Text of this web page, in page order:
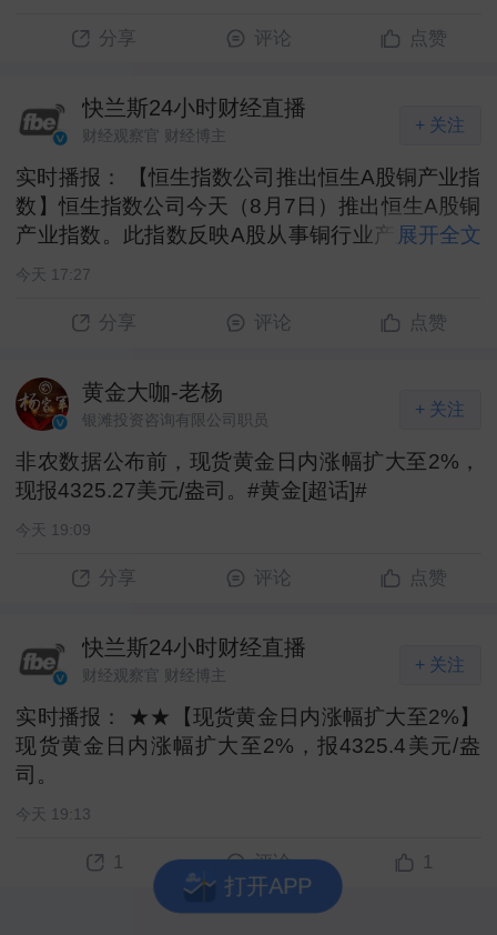
元，按此测算王兴兴身价可达360亿元。早期持股
批90后技术人才有望迈入青年富豪群体。#王兴兴
身价360亿#
分享 评论 点赞
快兰斯24小时财经直播
财经观察官 财经博主
+ 关注
实时播报： 【恒生指数公司推出恒生A股铜产业指
数】恒生指数公司今天（8月7日）推出恒生A股铜
产业指数。此指数反映A股从事铜行业产业链的公
司之表现，涵盖上游采矿活动及部分下游应用领域
展开全文
今天 17:27
分享 评论 点赞
黄金大咖-老杨
银滩投资咨询有限公司职员
+ 关注
非农数据公布前，现货黄金日内涨幅扩大至2%，
现报4325.27美元/盎司。#黄金[超话]# ​
今天 19:09
分享 评论 点赞
快兰斯24小时财经直播
财经观察官 财经博主
+ 关注
实时播报： ★★【现货黄金日内涨幅扩大至2%】
现货黄金日内涨幅扩大至2%，报4325.4美元/盎
司。 ​
今天 19:13
1 评论 1
打开APP